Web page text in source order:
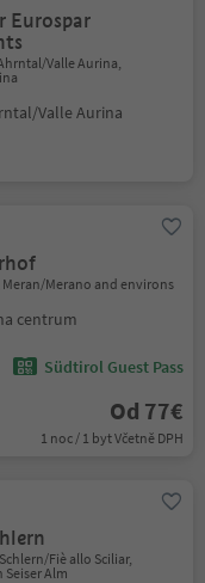
Eurospar
Valle Aurina,
Valle Aurina
Meran/Merano and environs
centrum
Südtirol Guest Pass
Od 77€
1 noc / 1 byt Včetně DPH
Fiè allo Sciliar,
Alm